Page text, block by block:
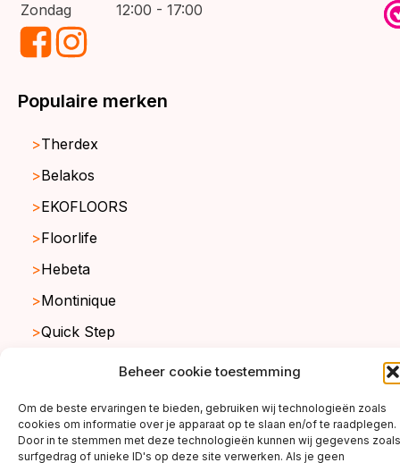
Beheer cookie toestemming
Om de beste ervaringen te bieden, gebruiken wij technologieën zoals
cookies om informatie over je apparaat op te slaan en/of te raadplegen.
Door in te stemmen met deze technologieën kunnen wij gegevens zoals
surfgedrag of unieke ID's op deze site verwerken. Als je geen
Zondag
12:00 - 17:00
Populaire merken
Therdex
Belakos
EKOFLOORS
Floorlife
Hebeta
Montinique
Quick Step
Ambiant